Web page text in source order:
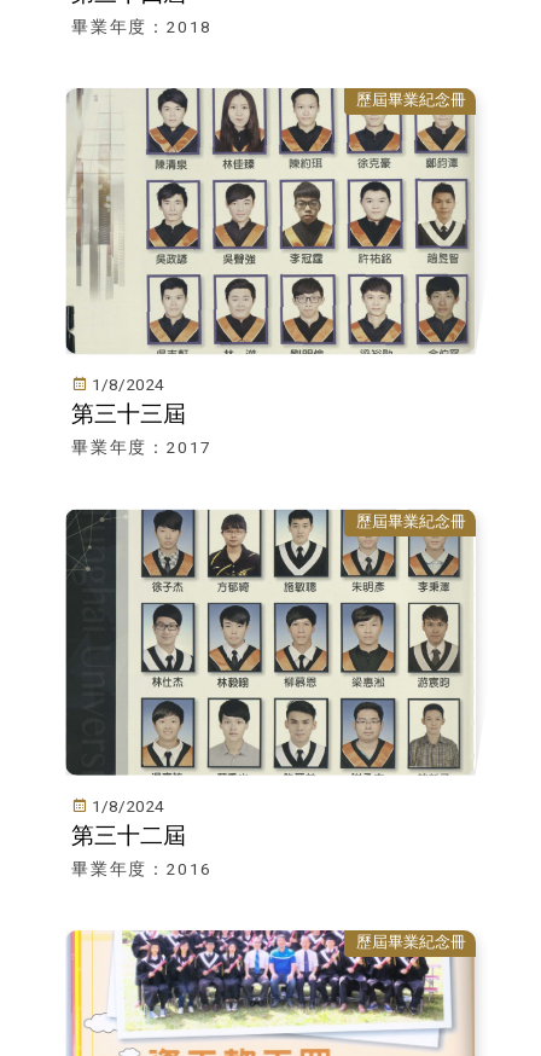
畢業年度：2018
歷屆畢業紀念冊
1/8/2024
第三十三屆
畢業年度：2017
歷屆畢業紀念冊
1/8/2024
第三十二屆
畢業年度：2016
歷屆畢業紀念冊